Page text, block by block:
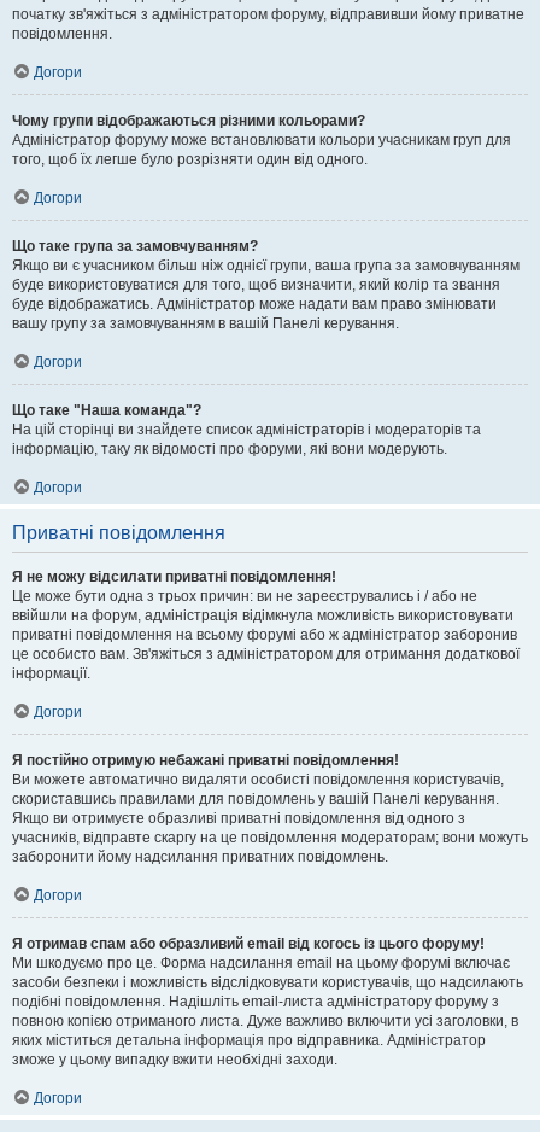
початку зв'яжіться з адміністратором форуму, відправивши йому приватне
повідомлення.
Догори
Чому групи відображаються різними кольорами?
Адміністратор форуму може встановлювати кольори учасникам груп для
того, щоб їх легше було розрізняти один від одного.
Догори
Що таке група за замовчуванням?
Якщо ви є учасником більш ніж однієї групи, ваша група за замовчуванням
буде використовуватися для того, щоб визначити, який колір та звання
буде відображатись. Адміністратор може надати вам право змінювати
вашу групу за замовчуванням в вашій Панелі керування.
Догори
Що таке "Наша команда"?
На цій сторінці ви знайдете список адміністраторів і модераторів та
інформацію, таку як відомості про форуми, які вони модерують.
Догори
Приватні повідомлення
Я не можу відсилати приватні повідомлення!
Це може бути одна з трьох причин: ви не зареєструвались і / або не
ввійшли на форум, адміністрація відімкнула можливість використовувати
приватні повідомлення на всьому форумі або ж адміністратор заборонив
це особисто вам. Зв'яжіться з адміністратором для отримання додаткової
інформації.
Догори
Я постійно отримую небажані приватні повідомлення!
Ви можете автоматично видаляти особисті повідомлення користувачів,
скориставшись правилами для повідомлень у вашій Панелі керування.
Якщо ви отримуєте образливі приватні повідомлення від одного з
учасників, відправте скаргу на це повідомлення модераторам; вони можуть
заборонити йому надсилання приватних повідомлень.
Догори
Я отримав спам або образливий email від когось із цього форуму!
Ми шкодуємо про це. Форма надсилання email на цьому форумі включає
засоби безпеки і можливість відслідковувати користувачів, що надсилають
подібні повідомлення. Надішліть email-листа адміністратору форуму з
повною копією отриманого листа. Дуже важливо включити усі заголовки, в
яких міститься детальна інформація про відправника. Адміністратор
зможе у цьому випадку вжити необхідні заходи.
Догори